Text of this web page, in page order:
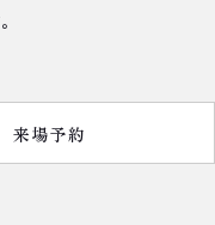
来場予約